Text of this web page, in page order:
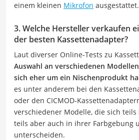
einem kleinen Mikrofon ausgestattet.
3. Welche Hersteller verkaufen
der besten Kassettenadapter?
Laut diverser Online-Tests zu
Auswahl an verschiedenen
sich eher um ein Nischenprodukt
es unter anderem bei den
oder den CICMOD-
verschiedener Modelle, die sich
teils aber auch in ihrer Farbgebung
unterscheiden.